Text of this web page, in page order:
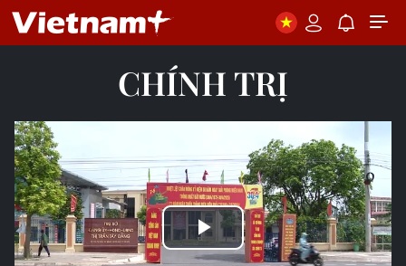
CHÍNH TRỊ
Play